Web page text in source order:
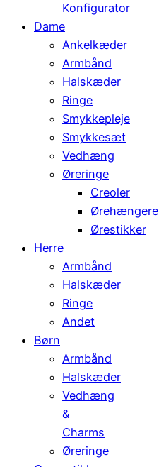
Konfigurator
Dame
Ankelkæder
Armbånd
Halskæder
Ringe
Smykkepleje
Smykkesæt
Vedhæng
Øreringe
Creoler
Ørehængere
Ørestikker
Herre
Armbånd
Halskæder
Ringe
Andet
Børn
Armbånd
Halskæder
Vedhæng
&
Charms
Øreringe